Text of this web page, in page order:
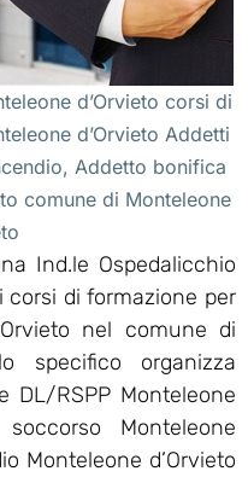
d’Orvieto corsi di
d’Orvieto Addetti
Addetto bonifica
comune di Monteleone
Ind.le Ospedalicchio
corsi di formazione per
nel comune di
specifico organizza
DL/RSPP Monteleone
Monteleone
Monteleone d’Orvieto